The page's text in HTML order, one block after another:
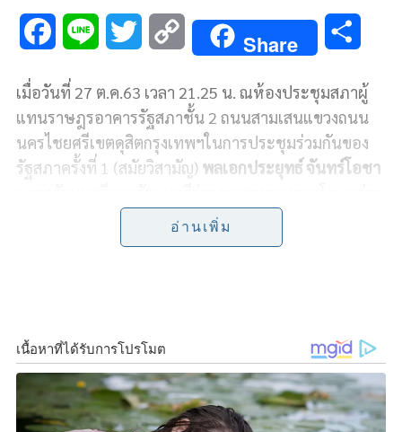
c
e
b
n
e
t
t
e
r
p
y
L
i
n
Share
a
r
e
เมื่อวันที่ 27 ต.ค.63 เวลา 21.25 น. ณห้องประชุมสภาผู้
แทนราษฎรอาคารรัฐสภาชั้น2 ถนนสามเสนแขวงถนน
นครไชยศรีเขตดุสิตกรุงเทพฯในการประชุมร่วมกันของ
รัฐสภาครั้งที่ 1 (สมัยวิสามัญ) พลเอกประยุทธ์จันทร์โอชา
ในฐานะนายกรัฐมนตรีและรัฐมนตรีว่าการกระทรวง
กลาโหมที่รับผิดชอบงานหลายด้านว่า
ใช้งบประมาณให้ลงตรงถึงประชาชนระดับฐานรากให้
สามารถดำรงชีวิตอยู่ได้อย่างเพียงพอพยายามแก้ปัญหา
ทุกมิติอย่างค่อยเป็นค่อยไปคัดแยกตัวเลขผู้มีรายได้ใน
ระดับต่างๆเพื่อกำหนดมาตรการดูแลคนที่มีรายได้ที่แตก
อ่านเพิ่ม